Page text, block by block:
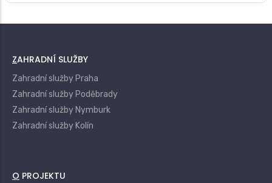
ZAHRADNÍ SLUŽBY
Zahradní služby Praha
Zahradní služby Poděbrady
Zahradní služby Nymburk
Zahradní služby Kolín
O PROJEKTU